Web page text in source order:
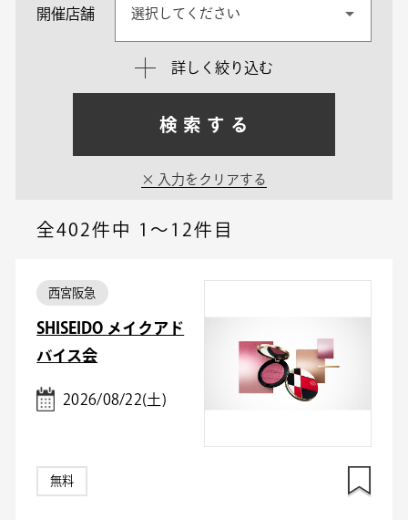
開催店舗 選択してください
詳しく絞り込む
検索する
入力をクリアする
全402件中 1～12件目
西宮阪急
SHISEIDO メイクアド
バイス会
2026/08/22(土)
無料